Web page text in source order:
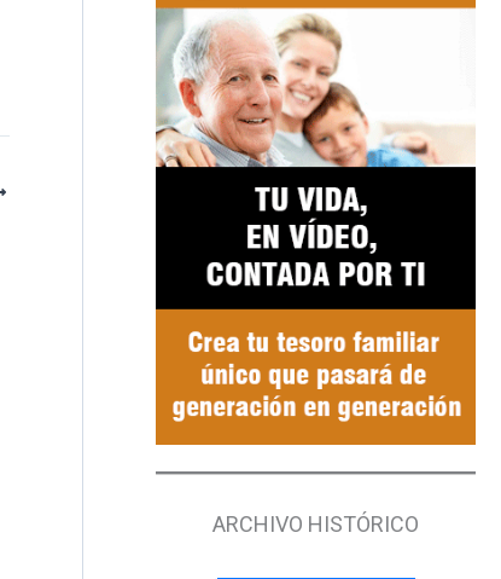
ARCHIVO HISTÓRICO